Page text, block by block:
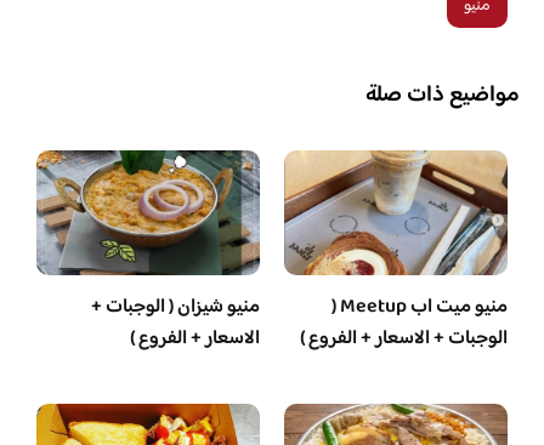
منيو
مواضيع ذات صلة
منيو ميت اب Meetup (
الوجبات + الاسعار + الفروع )
منيو شيزان ( الوجبات +
الاسعار + الفروع )